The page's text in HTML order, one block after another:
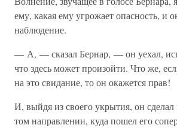
ему, какая ему угрожает опасность, и
наблюдение.
— А, — сказал Бернар, — он уехал,
что здесь может произойти. Что же,
на это свидание, то он окажется прав!
И, выйдя из своего укрытия, он сделал
том направлении, куда пошел его